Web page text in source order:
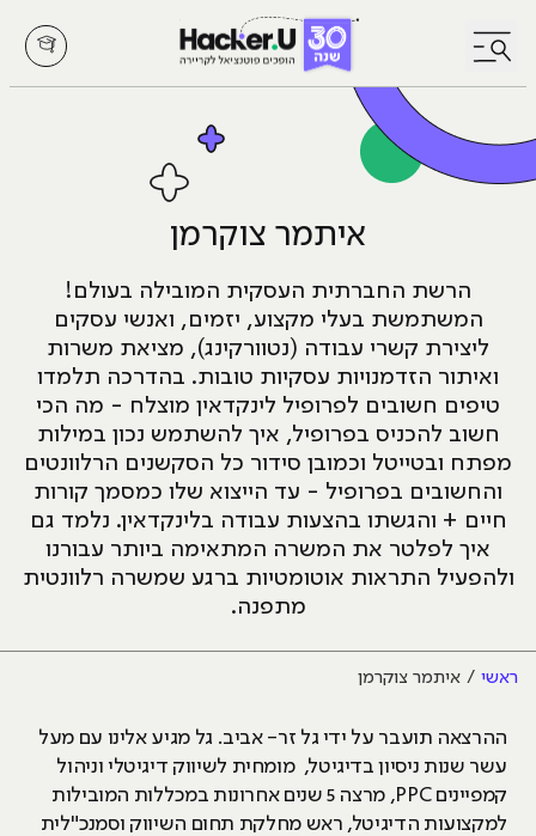
לחץ לפתיחת/סגירת תפריט
איתמר צוקרמן
הרשת החברתית העסקית המובילה בעולם!
המשתמשת בעלי מקצוע, יזמים, ואנשי עסקים
ליצירת קשרי עבודה (נטוורקינג), מציאת משרות
ואיתור הזדמנויות עסקיות טובות. בהדרכה תלמדו
טיפים חשובים לפרופיל לינקדאין מוצלח - מה הכי
חשוב להכניס בפרופיל, איך להשתמש נכון במילות
מפתח ובטייטל וכמובן סידור כל הסקשנים הרלוונטים
והחשובים בפרופיל - עד הייצוא שלו כמסמך קורות
חיים + והגשתו בהצעות עבודה בלינקדאין. נלמד גם
איך לפלטר את המשרה המתאימה ביותר עבורנו
ולהפעיל התראות אוטומטיות ברגע שמשרה רלוונטית
מתפנה.
ראשי איתמר צוקרמן
ההרצאה תועבר על ידי גל זר- אביב. גל מגיע אלינו עם מעל
עשר שנות ניסיון בדיגיטל, מומחית לשיווק דיגיטלי וניהול
קמפיינים PPC, מרצה 5 שנים אחרונות במכללות המובילות
למקצועות הדיגיטל, ראש מחלקת תחום השיווק וסמנכ"לית